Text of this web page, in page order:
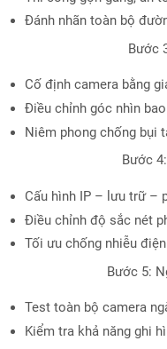
Đánh nhãn toàn bộ
Bước
Cố định camera bằng
Điều chỉnh góc nhìn
Niêm phong chống bụi
Bước
Cấu hình IP – lưu trữ –
Điều chỉnh độ sắc nét
Tối ưu chống nhiễu
Bước 5:
Test toàn bộ camera
Kiểm tra khả năng ghi